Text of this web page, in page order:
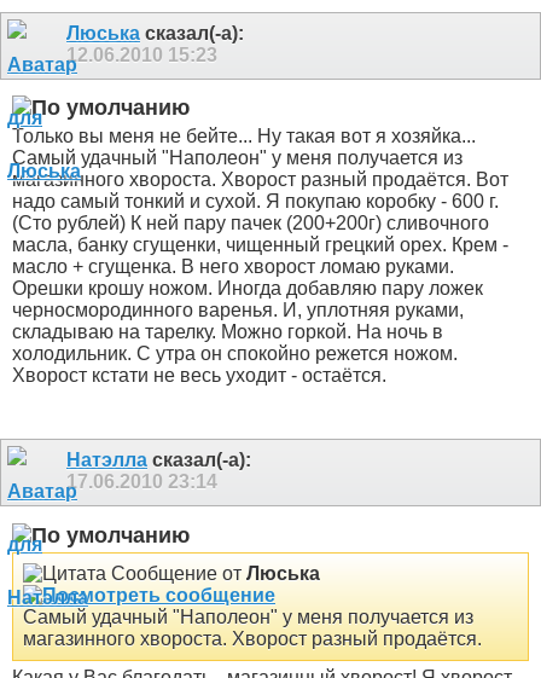
Люська сказал(-а):
12.06.2010 15:23
Только вы меня не бейте... Ну такая вот я хозяйка...
Самый удачный "Наполеон" у меня получается из
магазинного хвороста. Хворост разный продаётся. Вот
надо самый тонкий и сухой. Я покупаю коробку - 600 г.
(Сто рублей) К ней пару пачек (200+200г) сливочного
масла, банку сгущенки, чищенный грецкий орех. Крем -
масло + сгущенка. В него хворост ломаю руками.
Орешки крошу ножом. Иногда добавляю пару ложек
черносмородинного варенья. И, уплотняя руками,
складываю на тарелку. Можно горкой. На ночь в
холодильник. С утра он спокойно режется ножом.
Хворост кстати не весь уходит - остаётся.
Натэлла сказал(-а):
17.06.2010 23:14
Сообщение от Люська
Самый удачный "Наполеон" у меня получается из
магазинного хвороста. Хворост разный продаётся.